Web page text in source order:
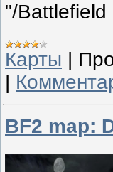
"/
Карты
BF2 map: